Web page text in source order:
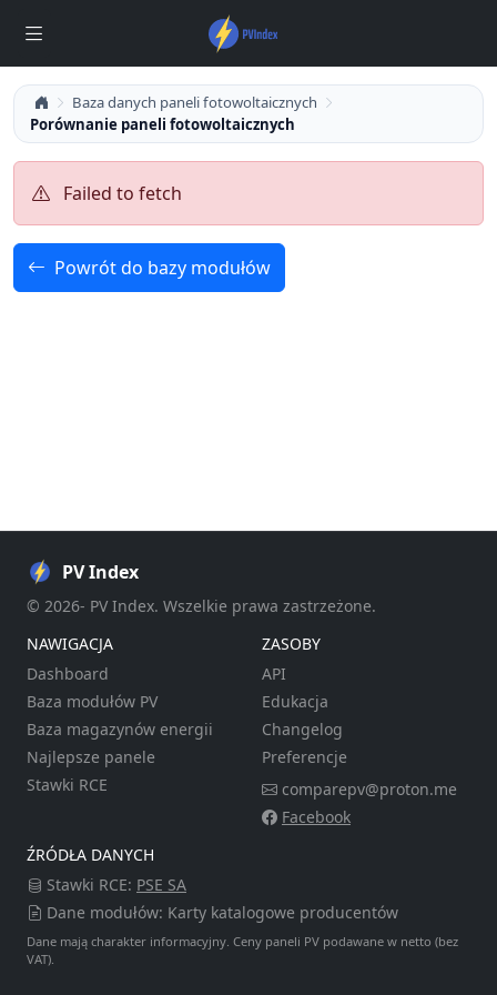
Baza danych paneli fotowoltaicznych
Porównanie paneli fotowoltaicznych
Failed to fetch
Powrót do bazy modułów
PV Index
© 2026- PV Index. Wszelkie prawa zastrzeżone.
NAWIGACJA
Dashboard
Baza modułów PV
Baza magazynów energii
Najlepsze panele
Stawki RCE
ZASOBY
API
Edukacja
Changelog
Preferencje
comparepv@proton.me
Facebook
ŹRÓDŁA DANYCH
Stawki RCE: PSE SA
Dane modułów: Karty katalogowe producentów
Dane mają charakter informacyjny. Ceny paneli PV podawane w netto (bez
VAT).